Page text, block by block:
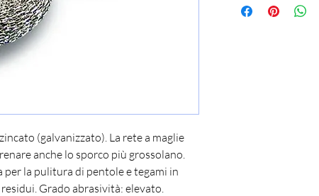
(galvanizzato). La rete a maglie
anche lo sporco più grossolano.
la pulitura di pentole e tegami in
Grado abrasività: elevato.